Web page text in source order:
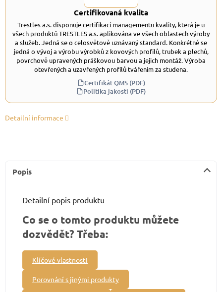
Certifikovaná kvalita
Trestles a.s. disponuje certifikací managementu kvality, která je u
všech produktů TRESTLES a.s. aplikována ve všech oblastech výroby
a služeb. Jedná se o celosvětově uznávaný standard. Konkrétně se
jedná o vývoj a výrobu výrobků z kovových profilů, trubek a plechů,
povrchově upravených práškovou barvou a jejich montáž. Výroba
otevřených a uzavřených profilů tvářením za studena.
Certifikát QMS (PDF)
Politika jakosti (PDF)
Detailní informace
Popis
Detailní popis produktu
Co se o tomto produktu můžete
dozvědět? Třeba:
Klíčové vlastnosti
Porovnání s jinými produkty